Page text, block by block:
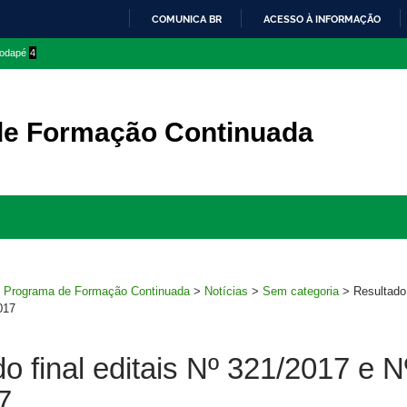
O
COMUNICA BR ACESSO À INFORMAÇÃO
4
Formação Continuada
Programa de Formação Continuada > Notícias > Sem categoria >
final editais Nº 321/2017 e